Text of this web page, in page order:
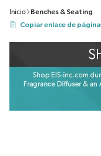
Inicio
Benches & Seating
Copiar enlace de página